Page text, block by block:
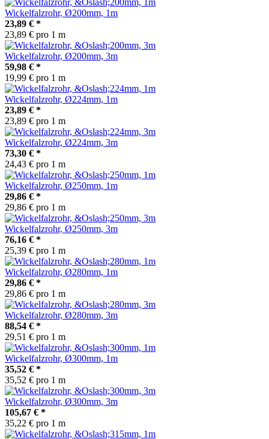
Wickelfalzrohr, Ø200mm, 1m
23,89 € *
23,89 € pro 1 m
Wickelfalzrohr, Ø200mm, 3m
59,98 € *
19,99 € pro 1 m
Wickelfalzrohr, Ø224mm, 1m
23,89 € *
23,89 € pro 1 m
Wickelfalzrohr, Ø224mm, 3m
73,30 € *
24,43 € pro 1 m
Wickelfalzrohr, Ø250mm, 1m
29,86 € *
29,86 € pro 1 m
Wickelfalzrohr, Ø250mm, 3m
76,16 € *
25,39 € pro 1 m
Wickelfalzrohr, Ø280mm, 1m
29,86 € *
29,86 € pro 1 m
Wickelfalzrohr, Ø280mm, 3m
88,54 € *
29,51 € pro 1 m
Wickelfalzrohr, Ø300mm, 1m
35,52 € *
35,52 € pro 1 m
Wickelfalzrohr, Ø300mm, 3m
105,67 € *
35,22 € pro 1 m